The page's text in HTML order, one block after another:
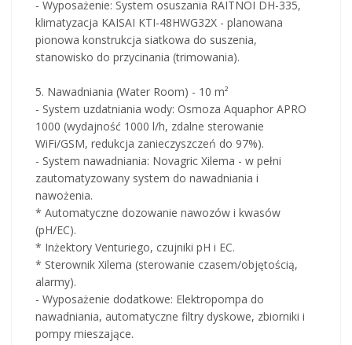
- Wyposażenie: System osuszania RAITNOI DH-335,
klimatyzacja KAISAI KTI-48HWG32X - planowana
pionowa konstrukcja siatkowa do suszenia,
stanowisko do przycinania (trimowania).
5. Nawadniania (Water Room) - 10 m²
- System uzdatniania wody: Osmoza Aquaphor APRO
1000 (wydajność 1000 l/h, zdalne sterowanie
WiFi/GSM, redukcja zanieczyszczeń do 97%).
- System nawadniania: Novagric Xilema - w pełni
zautomatyzowany system do nawadniania i
nawożenia.
* Automatyczne dozowanie nawozów i kwasów
(pH/EC).
* Inżektory Venturiego, czujniki pH i EC.
* Sterownik Xilema (sterowanie czasem/objętością,
alarmy).
- Wyposażenie dodatkowe: Elektropompa do
nawadniania, automatyczne filtry dyskowe, zbiorniki i
pompy mieszające.